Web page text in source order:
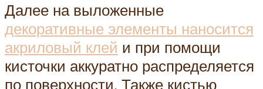
Далее на выложенные
декоративные элементы наносится
акриловый клей и при помощи
кисточки аккуратно распределяется
по поверхности. Также кистью